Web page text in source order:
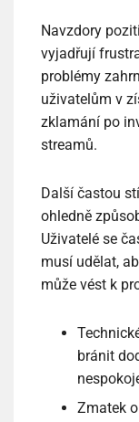
Navzdory
vyjadřují
problémy
uživatelům v
zklamání po
streamů.
Další častou
ohledně
Uživatelé se
musí udělat,
může vést k
bránit
Zmatek